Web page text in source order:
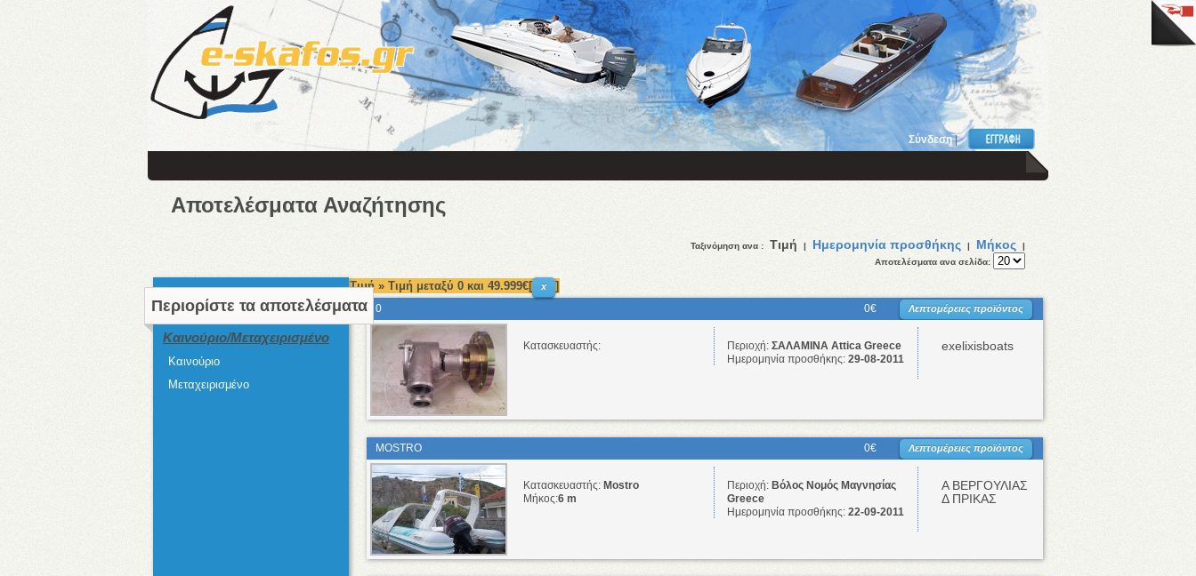
Σύνδεση|
Αποτελέσματα Αναζήτησης
Ταξινόμηση ανα : Τιμή | Ημερομηνία προσθήκης | Μήκος
|
Αποτελέσματα ανα σελίδα:
Περιορίστε τα αποτελέσματα
Καινούριο/Μεταχειρισμένο
Καινούριο
Μεταχειρισμένο
Τιμή » Τιμή μεταξύ 0 και 49.999€[ x ]
0 0€ Λεπτομέρειες προϊόντος
Κατασκευαστής: Περιοχή: ΣΑΛΑΜΙΝΑ Attica Greece
Ημερομηνία προσθήκης: 29-08-2011
exelixisboats
MOSTRO 0€ Λεπτομέρειες προϊόντος
Κατασκευαστής: Mostro
Μήκος:6 m
Περιοχή: Βόλος Νομός Μαγνησίας
Greece
Ημερομηνία προσθήκης: 22-09-2011
Α ΒΕΡΓΟΥΛΙΑΣ
Δ ΠΡΙΚΑΣ